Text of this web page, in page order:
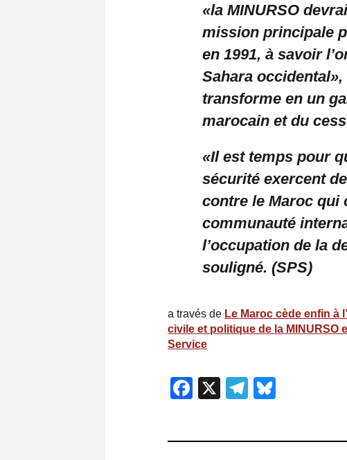
«la MINURSO
mission principale
en 1991, à savoir
Sahara
transforme en un
marocain et du
«Il est temps pour
sécurité exercent
contre le Maroc qui
communauté
l’occupation de la
souligné. (SPS)
a través de Le Maroc cède enfin à
civile et politique de la MINURSO
Service
Facebook
X Telegram